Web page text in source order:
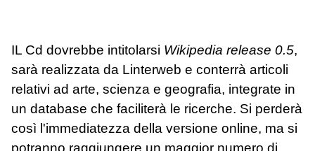
IL Cd dovrebbe intitolarsi Wikipedia release 0.5,
sarà realizzata da Linterweb e conterrà articoli
relativi ad arte, scienza e geografia, integrate in
un database che faciliterà le ricerche. Si perderà
così l'immediatezza della versione online, ma si
potranno raggiungere un maggior numero di